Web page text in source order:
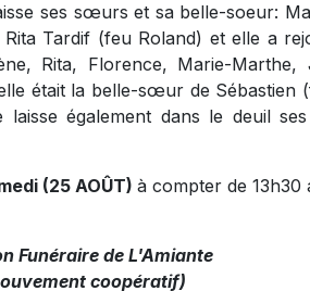
ses sœurs et sa belle-soeur:
Tardif (feu Roland) et elle a
Rita, Florence, Marie-Marthe,
était la belle-sœur de Sébastien
également dans le deuil
(25 AOÛT) à compter de 13h30
Funéraire de L'Amiante
coopératif)